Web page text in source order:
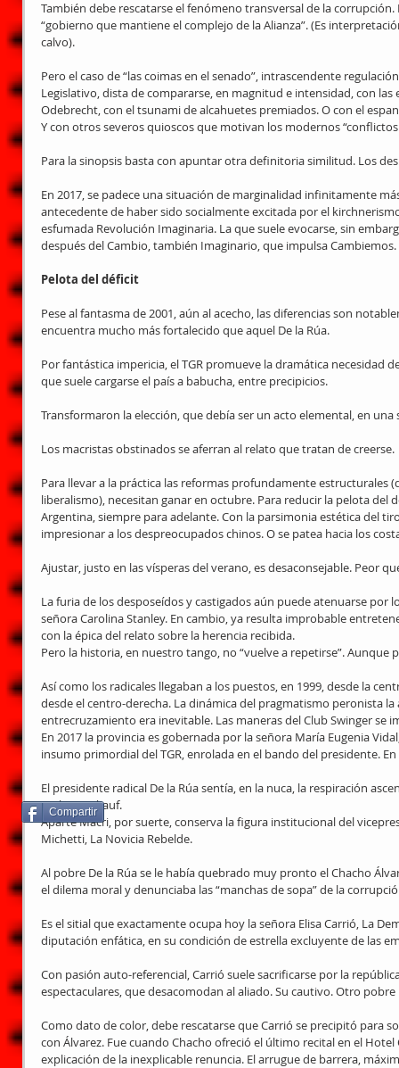
También debe rescatarse el fenómeno transversal de la
“gobierno que mantiene el complejo de la Alianza”. (Es
calvo).
Pero el caso de “las coimas en el senado”, intrascendente
Legislativo, dista de compararse, en magnitud e intensidad, con
Odebrecht, con el tsunami de alcahuetes premiados. O con el
Y con otros severos quioscos que motivan los modernos
Para la sinopsis basta con apuntar otra definitoria similitud. Los
En 2017, se padece una situación de marginalidad infinitamente
antecedente de haber sido socialmente excitada por el
esfumada Revolución Imaginaria. La que suele evocarse, sin
después del Cambio, también Imaginario, que impulsa Cambiemos.
Pelota del déficit
Pese al fantasma de 2001, aún al acecho, las diferencias son
encuentra mucho más fortalecido que aquel De la Rúa.
Por fantástica impericia, el TGR promueve la dramática necesidad
que suele cargarse el país a babucha, entre precipicios.
Transformaron la elección, que debía ser un acto elemental, en
Los macristas obstinados se aferran al relato que tratan de creerse.
Para llevar a la práctica las reformas profundamente estructurales
liberalismo), necesitan ganar en octubre. Para reducir la pelota del
Argentina, siempre para adelante. Con la parsimonia estética del
impresionar a los despreocupados chinos. O se patea hacia los
Ajustar, justo en las vísperas del verano, es desaconsejable. Peor
La furia de los desposeídos y castigados aún puede atenuarse por
señora Carolina Stanley. En cambio, ya resulta improbable
con la épica del relato sobre la herencia recibida.
Pero la historia, en nuestro tango, no “vuelve a repetirse”. Aunque
Así como los radicales llegaban a los puestos, en 1999, desde la
desde el centro-derecha. La dinámica del pragmatismo peronista
entrecruzamiento era inevitable. Las maneras del Club Swinger se
En 2017 la provincia es gobernada por la señora María Eugenia
insumo primordial del TGR, enrolada en el bando del presidente.
El presidente radical De la Rúa sentía, en la nuca, la respiración
Carlos Ruckauf.
Aparte Macri, por suerte, conserva la figura institucional del
Michetti, La Novicia Rebelde.
Al pobre De la Rúa se le había quebrado muy pronto el Chacho
el dilema moral y denunciaba las “manchas de sopa” de la
Es el sitial que exactamente ocupa hoy la señora Elisa Carrió, La
diputación enfática, en su condición de estrella excluyente de las
Con pasión auto-referencial, Carrió suele sacrificarse por la
espectaculares, que desacomodan al aliado. Su cautivo. Otro
Como dato de color, debe rescatarse que Carrió se precipitó para
con Álvarez. Fue cuando Chacho ofreció el último recital en el
explicación de la inexplicable renuncia. El arrugue de barrera,
Compartir